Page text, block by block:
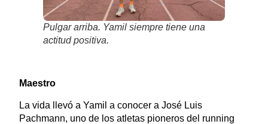
Pulgar arriba. Yamil siempre tiene una
actitud positiva.
Maestro
La vida llevó a Yamil a conocer a José Luis
Pachmann, uno de los atletas pioneros del running